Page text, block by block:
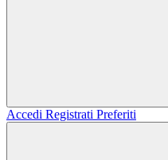
Accedi Registrati Preferiti